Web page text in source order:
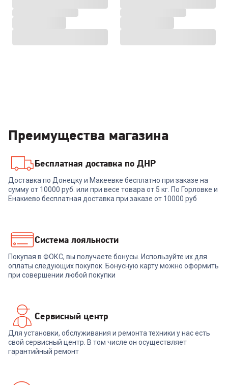
Преимущества магазина
Бесплатная доставка по ДНР
Доставка по Донецку и Макеевке бесплатно при заказе на
сумму от 10000 руб. или при весе товара от 5 кг. По Горловке и
Енакиево бесплатная доставка при заказе от 10000 руб
Система лояльности
Покупая в ФОКС, вы получаете бонусы. Используйте их для
оплаты следующих покупок. Бонусную карту можно оформить
при совершении любой покупки
Сервисный центр
Для установки, обслуживания и ремонта техники у нас есть
свой сервисный центр. В том числе он осуществляет
гарантийный ремонт